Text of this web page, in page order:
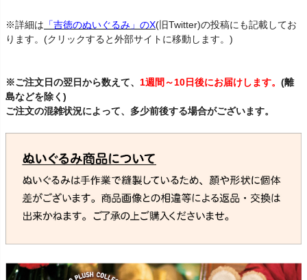
※詳細は 「吉徳のぬいぐるみ」のX(旧Twitter)の投稿にも記載してお
ります。(クリックすると外部サイトに移動します。)
※ご注文日の翌日から数えて、 1週間～10日後にお届けします。 (離
島などを除く)
ご注文の混雑状況によって、多少前後する場合がございます。